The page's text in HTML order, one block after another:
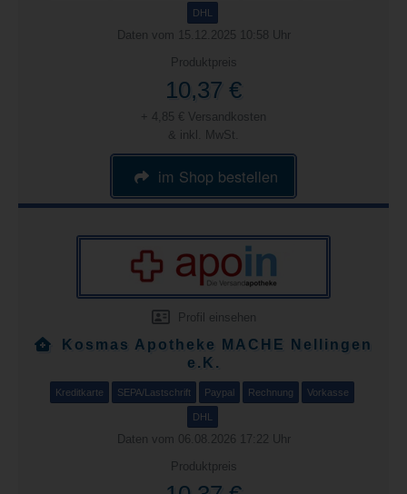
DHL
Daten vom 15.12.2025 10:58 Uhr
Produktpreis
10,37 €
+ 4,85 € Versandkosten
& inkl. MwSt.
im Shop bestellen
Profil einsehen
Kosmas Apotheke MACHE Nellingen
e.K.
Kreditkarte SEPA/Lastschrift Paypal Rechnung Vorkasse
DHL
Daten vom 06.08.2026 17:22 Uhr
Produktpreis